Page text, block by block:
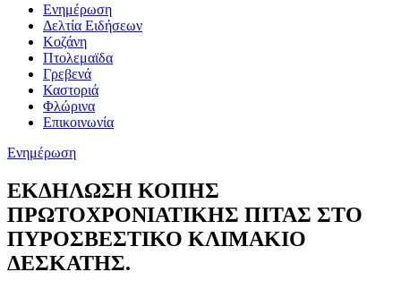
Ενημέρωση
Δελτία Ειδήσεων
Κοζάνη
Πτολεμαϊδα
Γρεβενά
Καστοριά
Φλώρινα
Επικοινωνία
Categories
Ενημέρωση
ΕΚΔΗΛΩΣΗ ΚΟΠΗΣ
ΠΡΩΤΟΧΡΟΝΙΑΤΙΚΗΣ ΠΙΤΑΣ ΣΤΟ
ΠΥΡΟΣΒΕΣΤΙΚΟ ΚΛΙΜΑΚΙΟ
ΔΕΣΚΑΤΗΣ.